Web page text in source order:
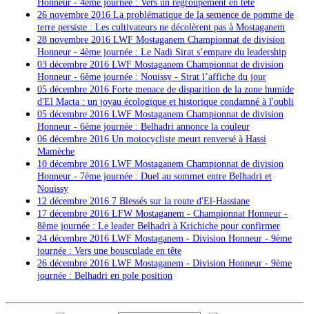
Honneur - 4ème journée : Vers un regroupement en tête
26 novembre 2016 La problématique de la semence de pomme de
terre persiste : Les cultivateurs ne décolèrent pas à Mostaganem
28 novembre 2016 LWF Mostaganem Championnat de division
Honneur - 4ème journée : Le Nadi Sirat s’empare du leadership
03 décembre 2016 LWF Mostaganem Championnat de division
Honneur - 6ème journée : Nouissy - Sirat l’affiche du jour
05 décembre 2016 Forte menace de disparition de la zone humide
d'El Macta : un joyau écologique et historique condamné à l'oubli
05 décembre 2016 LWF Mostaganem Championnat de division
Honneur - 6ème journée : Belhadri annonce la couleur
06 décembre 2016 Un motocycliste meurt renversé à Hassi
Mamèche
10 décembre 2016 LWF Mostaganem Championnat de division
Honneur - 7ème journée : Duel au sommet entre Belhadri et
Nouissy
12 décembre 2016 7 Blessés sur la route d'El-Hassiane
17 décembre 2016 LFW Mostaganem - Championnat Honneur -
8ème journée : Le leader Belhadri à Krichiche pour confirmer
24 décembre 2016 LWF Mostaganem - Division Honneur - 9ème
journée : Vers une bousculade en tête
26 décembre 2016 LWF Mostaganem - Division Honneur - 9ème
journée : Belhadri en pole position